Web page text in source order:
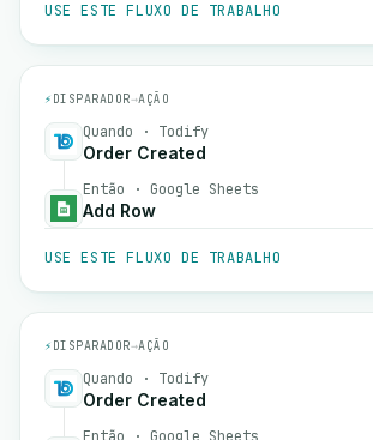
USE ESTE FLUXO DE TRABALHO
⚡ DISPARADOR→AÇÃO
Quando · Todify
Order Created
Então · Google Sheets
Add Row
USE ESTE FLUXO DE TRABALHO
⚡ DISPARADOR→AÇÃO
Quando · Todify
Order Created